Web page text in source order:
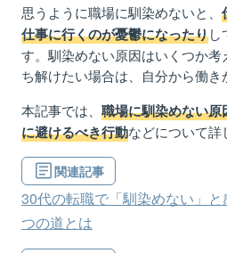
思うように職場に馴染めないと、
仕事に行くのが憂鬱になったり
す。馴染めない原因はいくつか
ち解けたい場合は、自分から働き
本記事では、 職場に馴染めない
に避けるべき行動などについて詳
関連記事
30代の転職で「馴染めない」
つの道とは